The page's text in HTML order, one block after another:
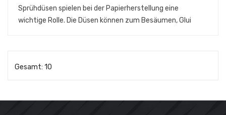
Sprühdüsen spielen bei der Papierherstellung eine
wichtige Rolle. Die Düsen können zum Besäumen, Glui
Gesamt: 10